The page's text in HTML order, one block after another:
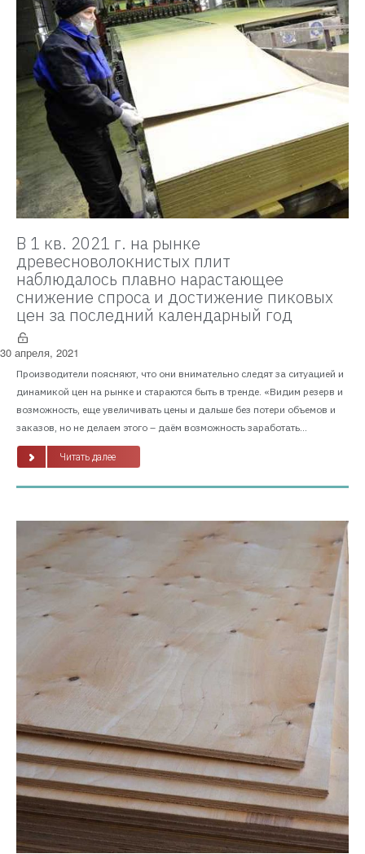
В 1 кв. 2021 г. на рынке
древесноволокнистых плит
наблюдалось плавно нарастающее
снижение спроса и достижение пиковых
цен за последний календарный год
30 апреля, 2021
Производители поясняют, что они внимательно следят за ситуацией и
динамикой цен на рынке и стараются быть в тренде. «Видим резерв и
возможность, еще увеличивать цены и дальше без потери объемов и
заказов, но не делаем этого – даём возможность заработать...
Читать далее